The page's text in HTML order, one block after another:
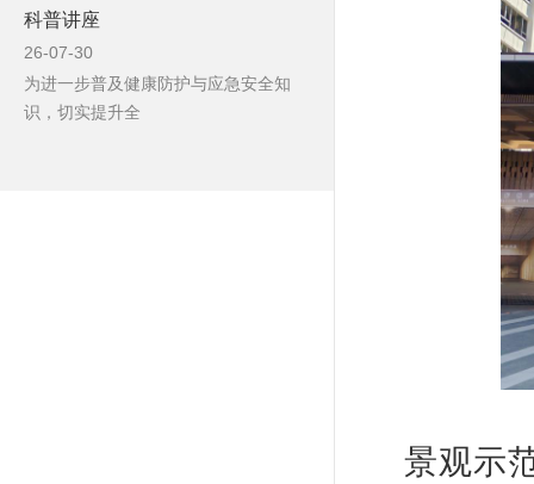
科普讲座
26-07-30
为进一步普及健康防护与应急安全知
识，切实提升全
景观示